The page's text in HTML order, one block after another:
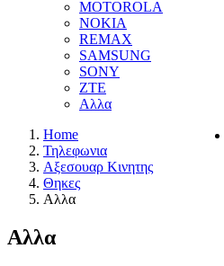
MOTOROLA
NOKIA
REMAX
SAMSUNG
SONY
ZTE
Αλλα
Home
Τηλεφωνια
Αξεσουαρ Κινητης
Θηκες
Αλλα
Αλλα